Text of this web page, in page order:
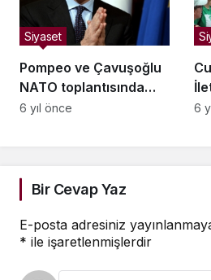
Pompeo ve Çavuşoğlu
NATO toplantısında
gerildi!
Siyaset
6 yıl önce 6
Bir Cevap Yaz
E-posta adresiniz
* ile işaretlenmişlerdir